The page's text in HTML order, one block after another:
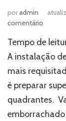
poradmin
comentário
de
piso
de
como
é
feito
Tempo de
A instalação
mais
é preparar
quadrantes.